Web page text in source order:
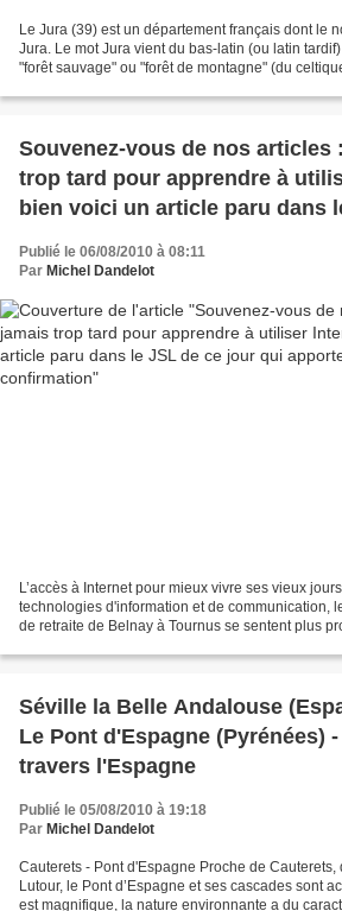
Le Jura (39) est un département français dont le
Jura. Le mot Jura vient du bas-latin (ou latin
"forêt sauvage" ou "forêt de montagne" (du
Souvenez-vous de nos articles
trop tard pour apprendre à
bien voici un article paru dans
Publié le 06/08/2010 à 08:11
Par Michel Dandelot
L’accès à Internet pour mieux vivre ses vieux
technologies d'information et de communication,
de retraite de Belnay à Tournus se sentent plus
Séville la Belle Andalouse
Le Pont d'Espagne (Pyrénées)
travers l'Espagne
Publié le 05/08/2010 à 19:18
Par Michel Dandelot
Cauterets - Pont d'Espagne Proche de
Lutour, le Pont d’Espagne et ses cascades sont
est magnifique, la nature environnante a du